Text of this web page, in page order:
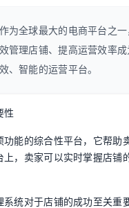
为全球最大的电商平台之
管理店铺、提高运营效率
、智能的运营平台。
性
能的综合性平台，它帮
，卖家可以实时掌握店
统对于店铺的成功至关